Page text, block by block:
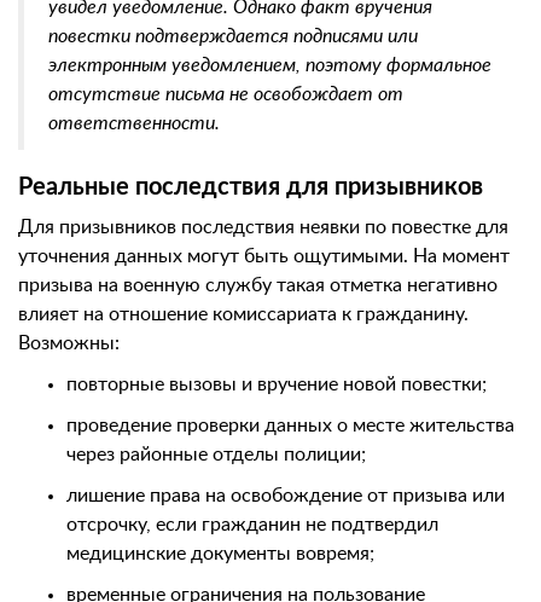
увидел уведомление. Однако факт вручения
повестки подтверждается подписями или
электронным уведомлением, поэтому формальное
отсутствие письма не освобождает от
ответственности.
Реальные последствия для призывников
Для призывников последствия неявки по повестке для
уточнения данных могут быть ощутимыми. На момент
призыва на военную службу такая отметка негативно
влияет на отношение комиссариата к гражданину.
Возможны:
повторные вызовы и вручение новой повестки;
проведение проверки данных о месте жительства
через районные отделы полиции;
лишение права на освобождение от призыва или
отсрочку, если гражданин не подтвердил
медицинские документы вовремя;
временные ограничения на пользование